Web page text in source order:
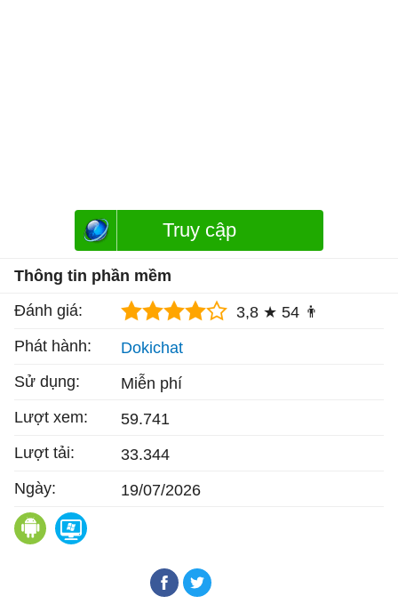
Truy cập
Thông tin phần mềm
Đánh giá:
3,8 ★ 54 👨
Phát hành:
Dokichat
Sử dụng:
Miễn phí
Lượt xem:
59.741
Lượt tải:
33.344
Ngày:
19/07/2026
Dokichat cho Android